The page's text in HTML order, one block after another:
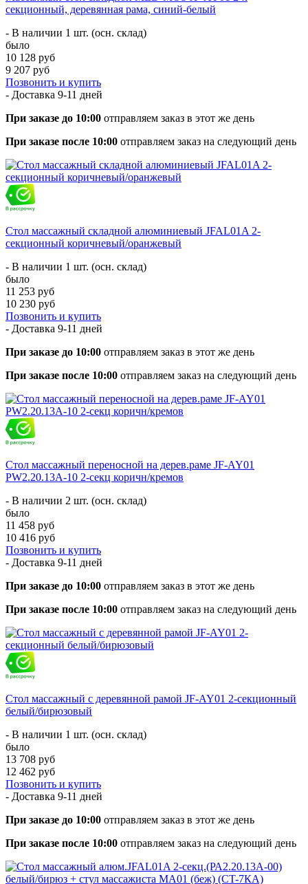
секционный, деревянная рама, синий-белый
- В наличии 1 шт. (осн. склад)
было
10 128 руб
9 207 руб
Позвонить и купить
- Доставка 9-11 дней
При заказе до 10:00 отправляем заказ в этот же день
При заказе после 10:00 отправляем заказ на следующий день
Стол массажный складной алюминиевый JFAL01A 2-
секционный коричневый/оранжевый
- В наличии 1 шт. (осн. склад)
было
11 253 руб
10 230 руб
Позвонить и купить
- Доставка 9-11 дней
При заказе до 10:00 отправляем заказ в этот же день
При заказе после 10:00 отправляем заказ на следующий день
Стол массажный переносной на дерев.раме JF-AY01
PW2.20.13A-10 2-секц коричн/кремов
- В наличии 2 шт. (осн. склад)
было
11 458 руб
10 416 руб
Позвонить и купить
- Доставка 9-11 дней
При заказе до 10:00 отправляем заказ в этот же день
При заказе после 10:00 отправляем заказ на следующий день
Стол массажный с деревянной рамой JF-AY01 2-секционный
белый/бирюзовый
- В наличии 1 шт. (осн. склад)
было
13 708 руб
12 462 руб
Позвонить и купить
- Доставка 9-11 дней
При заказе до 10:00 отправляем заказ в этот же день
При заказе после 10:00 отправляем заказ на следующий день